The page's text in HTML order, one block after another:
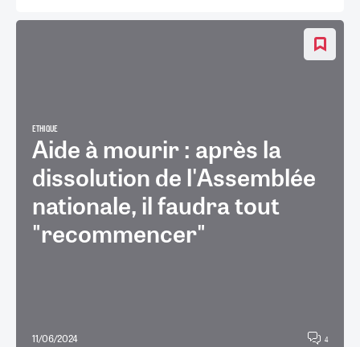
ETHIQUE
Aide à mourir : après la
dissolution de l'Assemblée
nationale, il faudra tout
"recommencer"
11/06/2024 4